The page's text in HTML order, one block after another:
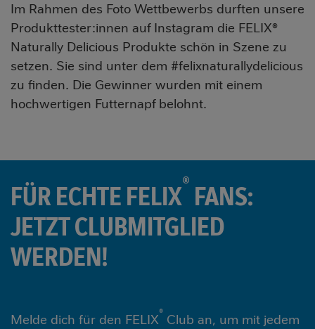
Im Rahmen des Foto Wettbewerbs durften unsere
Produkttester:innen auf Instagram die FELIX®
Naturally Delicious Produkte schön in Szene zu
setzen. Sie sind unter dem #felixnaturallydelicious
zu finden. Die Gewinner wurden mit einem
hochwertigen Futternapf belohnt.
FÜR ECHTE FELIX® FANS:
JETZT CLUBMITGLIED
WERDEN!
Melde dich für den FELIX® Club an, um mit jedem